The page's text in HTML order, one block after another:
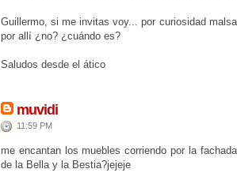
Guillermo, si me invitas voy... por curiosidad
por allí ¿no? ¿cuándo es?
Saludos desde el ático
muvidi
11:59 PM
me encantan los muebles corriendo por la
de la Bella y la Bestia?jejeje